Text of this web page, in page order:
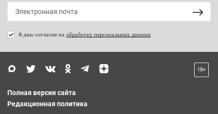
Я даю согласие на обработку персональных данных
18+
Полная версия сайта
Редакционная политика